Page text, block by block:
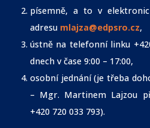
písemně, a to v
adresu mlajza@edpsro.cz,
ústně na telefonní linku
dnech v čase 9:00 – 17:00,
osobní jednání (je třeba
– Mgr. Martinem Lajzou
+420 720 033 793).